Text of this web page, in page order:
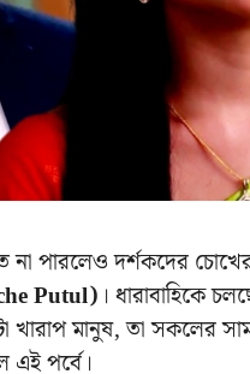
না পারলেও দর্শকদের
Putul) । ধারাবাহিকে
মানুষ, তা সকলের
পর্বে।